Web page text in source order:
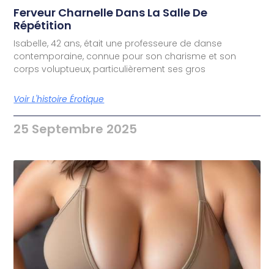
Ferveur Charnelle Dans La Salle De
Répétition
Isabelle, 42 ans, était une professeure de danse
contemporaine, connue pour son charisme et son
corps voluptueux, particulièrement ses gros
Voir L'histoire Érotique
25 Septembre 2025